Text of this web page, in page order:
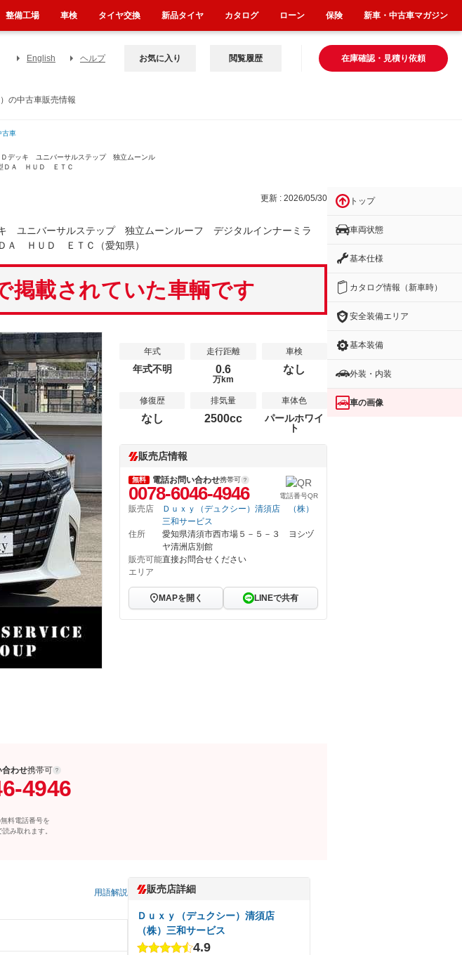
の中古車販売情報
English ヘルプ 在庫確認・見積り依頼
お気に入り 閲覧履歴
古車
Ｄデッキ ユニバーサルステップ 独立ムーンル
ＤＡ ＨＵＤ ＥＴＣ
更新 : 2026/05/30
ユニバーサルステップ 独立ムーンルーフ デジタルインナーミラ
Ａ ＨＵＤ ＥＴＣ（愛知県）
掲載されていた車輌です
年式
年式不明
走行距離
0.6
万km
車検
なし
修復歴
なし
排気量
2500cc
車体色
パールホワイ
ト
販売店情報
無料 電話お問い合わせ携帯可
0078-6046-4946 電話番号QR
販売店
Ｄｕｘｙ（デュクシー）清須店 （株）
三和サービス
住所
愛知県清須市西市場５－５－３ ヨシヅ
ヤ清洲店別館
販売可能
エリア
直接お問合せください
MAPを開く LINEで共有
合わせ携帯可
4946
料電話番号を
み取れます。
用語解説 販売店詳細
Ｄｕｘｙ（デュクシー）清須店
（株）三和サービス
4.9
トップ
車両状態
基本仕様
カタログ情報（新車時）
安全装備エリア
基本装備
外装・内装
車の画像
整備工場 車検 タイヤ交換 新品タイヤ カタログ ローン 保険 新車・中古車マガジン